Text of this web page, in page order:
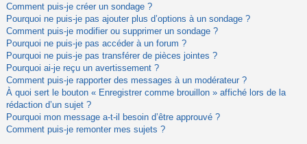
Comment puis-je créer un sondage ?
Pourquoi ne puis-je pas ajouter plus d’options à un sondage ?
Comment puis-je modifier ou supprimer un sondage ?
Pourquoi ne puis-je pas accéder à un forum ?
Pourquoi ne puis-je pas transférer de pièces jointes ?
Pourquoi ai-je reçu un avertissement ?
Comment puis-je rapporter des messages à un modérateur ?
À quoi sert le bouton « Enregistrer comme brouillon » affiché lors de la
rédaction d’un sujet ?
Pourquoi mon message a-t-il besoin d’être approuvé ?
Comment puis-je remonter mes sujets ?